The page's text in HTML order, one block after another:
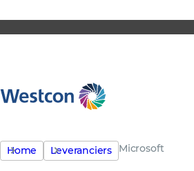
Home Leveranciers Microsoft